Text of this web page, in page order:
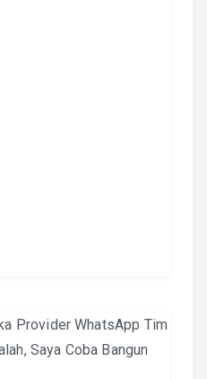
Provider WhatsApp Tim
Saya Coba Bangun